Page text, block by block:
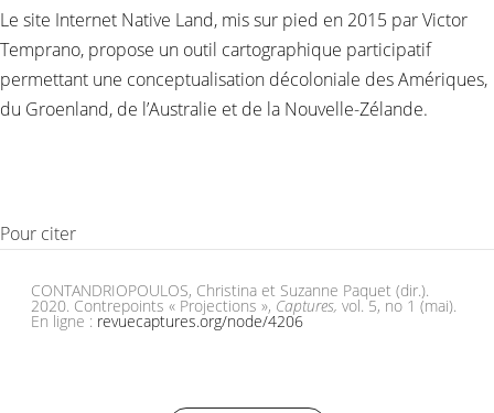
Le site Internet Native Land, mis sur pied en 2015 par Victor
Temprano, propose un outil cartographique participatif
permettant une conceptualisation décoloniale des Amériques,
du Groenland, de l’Australie et de la Nouvelle-Zélande.
Pour citer
CONTANDRIOPOULOS, Christina et Suzanne Paquet (dir.).
2020. Contrepoints « Projections », Captures, vol. 5, no 1 (mai).
En ligne : revuecaptures.org/node/4206